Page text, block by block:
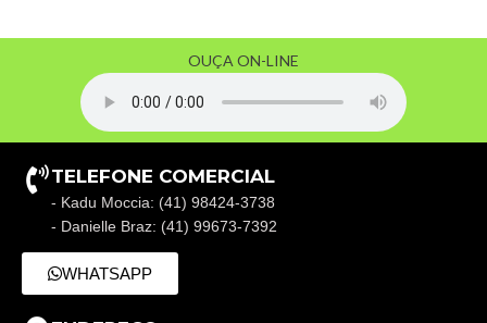
OUÇA ON-LINE
TELEFONE COMERCIAL
- Kadu Moccia: (41) 98424-3738
- Danielle Braz: (41) 99673-7392
WHATSAPP